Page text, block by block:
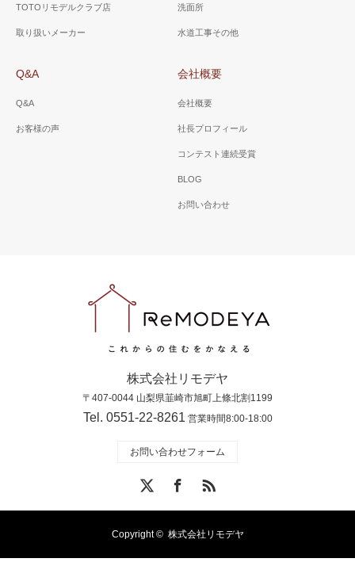
TOTOリモデルクラブ店
取り扱いメーカー
洗面所
水道工事その他
Q&A
Q&A
お客様の声
会社概要
会社概要
社長プロフィール
コンテスト連続受賞
BLOG
お問い合わせ
株式会社リモデヤ
〒407-0044 山梨県韮崎市旭町上條北割1199
Tel. 0551-22-8261営業時間8:00-18:00
お問い合わせフォーム
RSS
Copyright © 株式会社リモデヤ